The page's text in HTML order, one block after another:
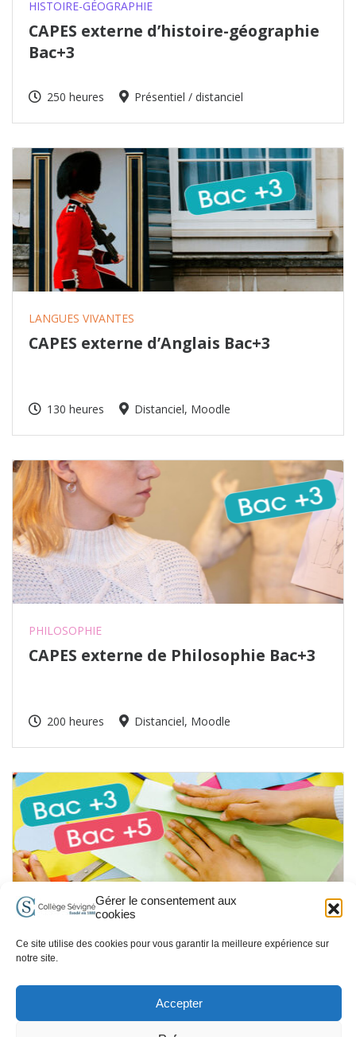
Gérer le consentement aux
cookies
Ce site utilise des cookies pour vous garantir la meilleure expérience sur
notre site.
Accepter
HISTOIRE-GÉOGRAPHIE
CAPES externe d’histoire-géographie
Bac+3
250 heures Présentiel / distanciel
LANGUES VIVANTES
CAPES externe d’Anglais Bac+3
130 heures Distanciel, Moodle
PHILOSOPHIE
CAPES externe de Philosophie Bac+3
200 heures Distanciel, Moodle
PRIMAIRE
Concours de recrutement de
professeurs des écoles (CRPE) – Bac+3
Distanciel, Moodle